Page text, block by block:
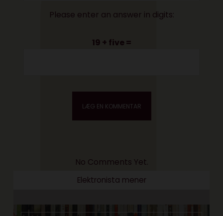
Please enter an answer in digits:
19 + five =
No Comments Yet.
Elektronista mener